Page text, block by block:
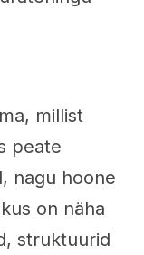
millist
peate
nagu hoone
on näha
struktuurid